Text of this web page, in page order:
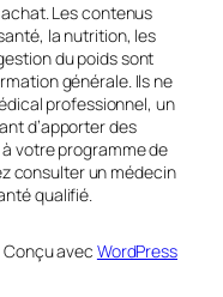
Les contenus
la nutrition, les
du poids sont
générale. Ils ne
professionnel, un
d’apporter des
votre programme de
consulter un médecin
qualifié.
Conçu avec WordPress